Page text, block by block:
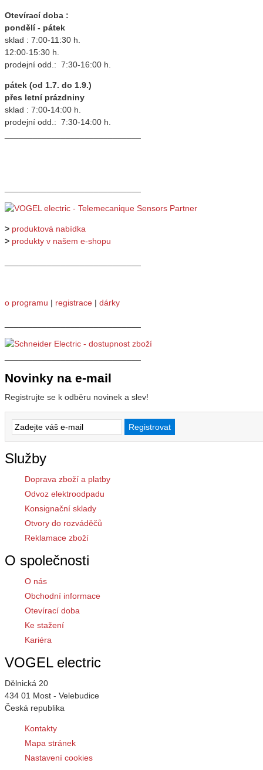
Otevírací doba :
pondělí - pátek
sklad : 7:00-11:30 h.
12:00-15:30 h.
prodejní odd.: 7:30-16:00 h.
pátek (od 1.7. do 1.9.)
přes letní prázdniny
sklad : 7:00-14:00 h.
prodejní odd.: 7:30-14:00 h.
> produktová nabídka
> produkty v našem e-shopu
o programu | registrace | dárky
Novinky na e-mail
Registrujte se k odběru novinek a slev!
Služby
Doprava zboží a platby
Odvoz elektroodpadu
Konsignační sklady
Otvory do rozváděčů
Reklamace zboží
O společnosti
O nás
Obchodní informace
Otevírací doba
Ke stažení
Kariéra
VOGEL electric
Dělnická 20
434 01 Most - Velebudice
Česká republika
Kontakty
Mapa stránek
Nastavení cookies